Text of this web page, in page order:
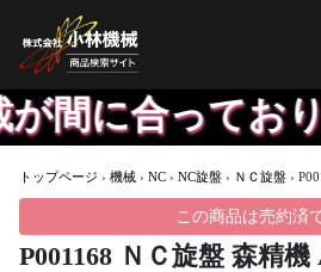
合っておりま
トップページ › 機械 › NC › NC旋盤 › ＮＣ旋盤 ›
この商品は売約済
P001168 ＮＣ旋盤 森精機